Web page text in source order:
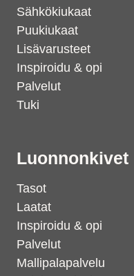
Sähkökiukaat
Puukiukaat
Lisävarusteet
Inspiroidu & opi
Palvelut
Tuki
Luonnonkivet
Tasot
Laatat
Inspiroidu & opi
Palvelut
Mallipalapalvelu